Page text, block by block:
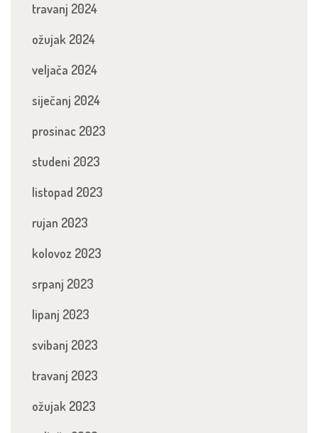
travanj 2024
ožujak 2024
veljača 2024
siječanj 2024
prosinac 2023
studeni 2023
listopad 2023
rujan 2023
kolovoz 2023
srpanj 2023
lipanj 2023
svibanj 2023
travanj 2023
ožujak 2023